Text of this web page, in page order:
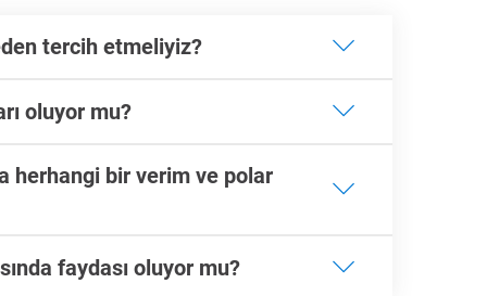
tercih etmeliyiz?
oluyor mu?
herhangi bir verim ve polar
faydası oluyor mu?